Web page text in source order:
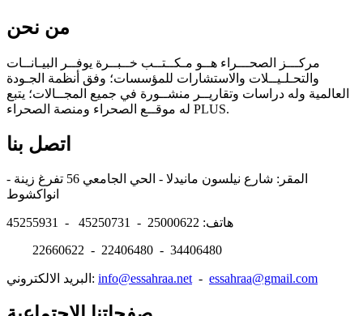
من نحن
مركـــز الصحـــراء هــو مـكــتــب خــبــرة يوفــر البيـانــات
والتحـلـيــلات والاستشارات للمؤسسات؛ وفق أنظمة الجـودة
العالمية وله دراسات وتقاريــر منشــورة في جميع المجــالات؛ يتبع
له موقــع الصحراء ومنصة الصحراء PLUS.
اتصل بنا
المقر: شارع نيلسون مانيدلا - الحي الجامعي 56 تفرغ زينة -
هاتف: 25000622 - 45250731 - 45255931
22660622 - 22406480 - 34406480
البريد الالكتروني: info@essahraa.net- essahraa@gmail.com